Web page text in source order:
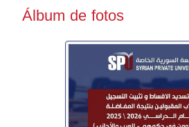
Álbum de fotos